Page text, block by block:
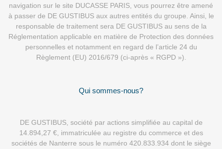
navigation sur le site DUCASSE PARIS, vous pourrez être amené
à passer de DE GUSTIBUS aux autres entités du groupe. Ainsi, le
responsable de traitement sera DE GUSTIBUS au sens de la
Réglementation applicable en matière de Protection des données
personnelles et notamment en regard de l’article 24 du
Règlement (EU) 2016/679 (ci-après « RGPD »).
Qui sommes-nous?
DE GUSTIBUS, société par actions simplifiée au capital de
14.894,27 €, immatriculée au registre du commerce et des
sociétés de Nanterre sous le numéro 420.833.934 dont le siège